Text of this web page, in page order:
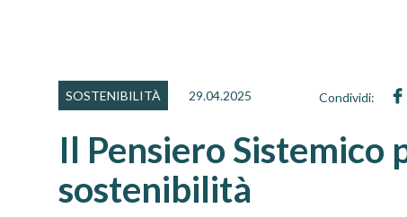
SOSTENIBILITÀ 29.04.2025 Condividi:
Il Pensiero Sistemico
sostenibilità